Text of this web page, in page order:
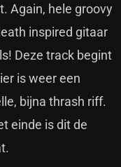
Again, hele groovy
inspired gitaar
Deze track begint
is weer een
bijna thrash riff.
einde is dit de